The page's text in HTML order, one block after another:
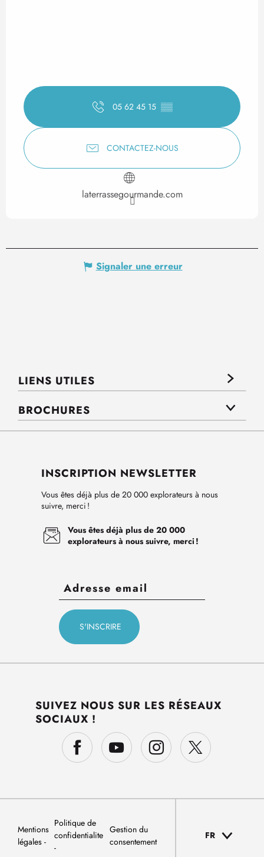
05 62 45 15 ▒▒
CONTACTEZ-NOUS
laterrassegourmande.com
Signaler une erreur
LIENS UTILES
BROCHURES
INSCRIPTION NEWSLETTER
Vous êtes déjà plus de 20 000 explorateurs à nous
suivre, merci !
Vous êtes déjà plus de 20 000
explorateurs à nous suivre, merci !
SUIVEZ NOUS SUR LES RÉSEAUX
SOCIAUX !
Mentions
légales
Politique de
confidentialite
Gestion du
consentement
FR